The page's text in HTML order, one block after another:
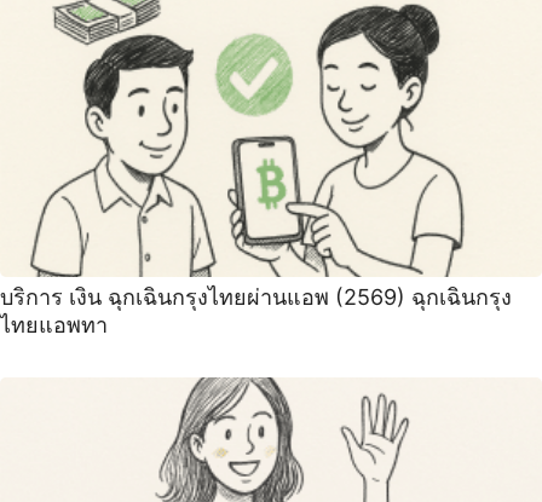
บริการ เงิน ฉุกเฉินกรุงไทยผ่านแอพ (2569) ฉุกเฉินกรุง
ไทยแอพทา